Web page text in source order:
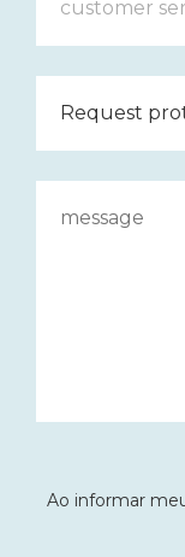
Ao informar